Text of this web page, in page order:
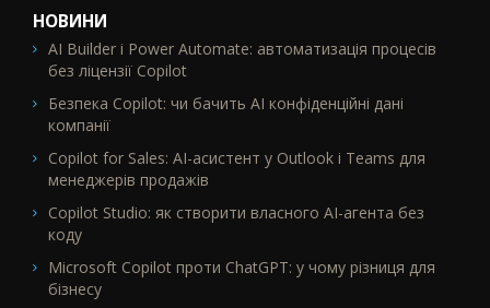
НОВИНИ
AI Builder і Power Automate: автоматизація процесів
без ліцензії Copilot
Безпека Copilot: чи бачить AI конфіденційні дані
компанії
Copilot for Sales: AI-асистент у Outlook і Teams для
менеджерів продажів
Copilot Studio: як створити власного AI-агента без
коду
Microsoft Copilot проти ChatGPT: у чому різниця для
бізнесу